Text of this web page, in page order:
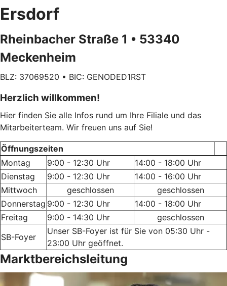
Ersdorf
Rheinbacher Straße 1 • 53340
Meckenheim
BLZ: 37069520 • BIC: GENODED1RST
Herzlich willkommen!
Hier finden Sie alle Infos rund um Ihre Filiale und das
Mitarbeiterteam. Wir freuen uns auf Sie!
Öffnungszeiten
Montag
9:00 - 12:30 Uhr
14:00 - 18:00 Uhr
Dienstag
9:00 - 12:30 Uhr
14:00 - 16:00 Uhr
Mittwoch
geschlossen
geschlossen
Donnerstag 9:00 - 12:30 Uhr
14:00 - 18:00 Uhr
Freitag
9:00 - 14:30 Uhr
geschlossen
SB-Foyer
Unser SB-Foyer ist für Sie von 05:30 Uhr -
23:00 Uhr geöffnet.
Marktbereichsleitung